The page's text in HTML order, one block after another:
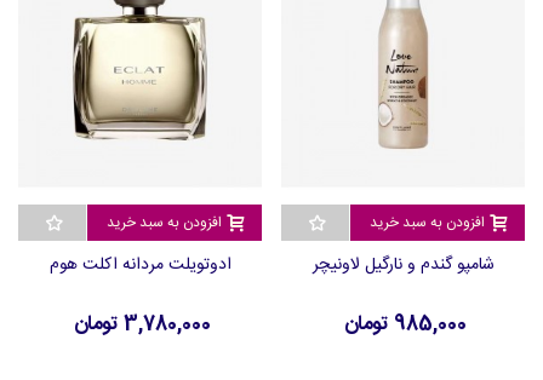
افزودن به سبد خرید
شامپو گندم و نارگیل لاونیچر
985,000 تومان
افزودن به سبد خرید
ادوتویلت مردانه اکلت هوم
3,780,000 تومان